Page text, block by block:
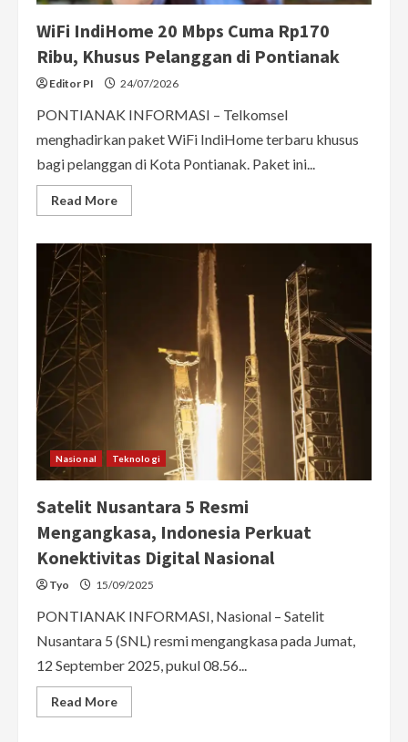
WiFi IndiHome 20 Mbps Cuma Rp170
Ribu, Khusus Pelanggan di Pontianak
Editor PI 24/07/2026
PONTIANAK INFORMASI – Telkomsel
menghadirkan paket WiFi IndiHome terbaru khusus
bagi pelanggan di Kota Pontianak. Paket ini...
Read MoreRead
more
Pontianak
Nasional Teknologi
Satelit Nusantara 5 Resmi
Mengangkasa, Indonesia Perkuat
Konektivitas Digital Nasional
Tyo 15/09/2025
PONTIANAK INFORMASI, Nasional – Satelit
Nusantara 5 (SNL) resmi mengangkasa pada Jumat,
12 September 2025, pukul 08.56...
Read MoreRead
more